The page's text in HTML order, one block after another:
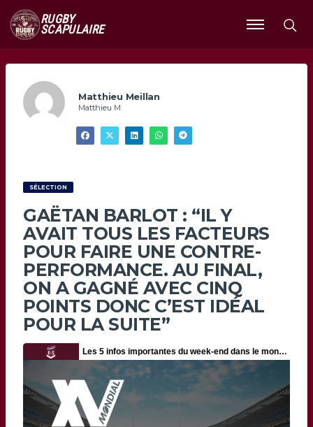
RUGBY
SCAPULAIRE
Ouvrir
le
Matthieu Meillan
Matthieu M
SÉLECTION
GAËTAN BARLOT : “IL Y
AVAIT TOUS LES FACTEURS
POUR FAIRE UNE CONTRE-
PERFORMANCE. AU FINAL,
ON A GAGNÉ AVEC CINQ
POINTS DONC C’EST IDÉAL
POUR LA SUITE”